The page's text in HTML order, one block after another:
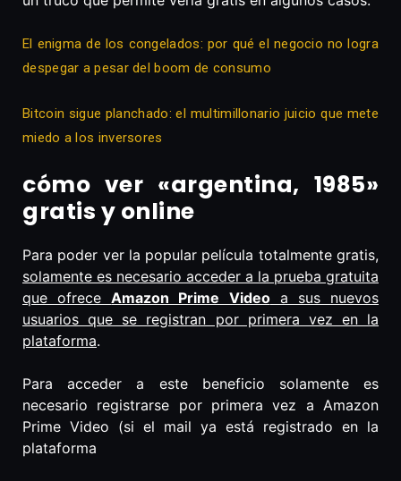
El enigma de los congelados: por qué el negocio no logra
despegar a pesar del boom de consumo
Bitcoin sigue planchado: el multimillonario juicio que mete
miedo a los inversores
cómo ver «argentina, 1985»
gratis y online
Para poder ver la popular película totalmente gratis,
solamente es necesario acceder a la prueba gratuita
que ofreceAmazon Prime Videoa sus nuevos
usuarios que se registran por primera vez en la
plataforma.
Para acceder a este beneficio solamente es
necesario registrarse por primera vez a Amazon
Prime Video (si el mail ya está registrado en la
plataforma